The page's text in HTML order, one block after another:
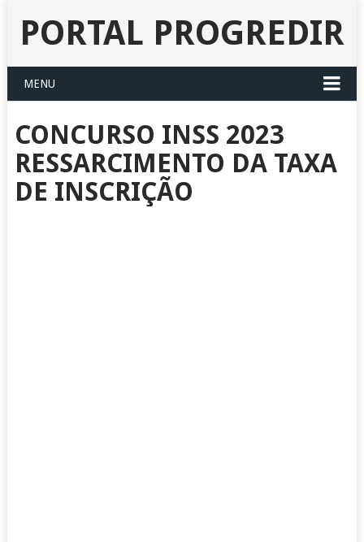
PORTAL PROGREDIR
MENU
CONCURSO INSS 2023
RESSARCIMENTO DA TAXA
DE INSCRIÇÃO